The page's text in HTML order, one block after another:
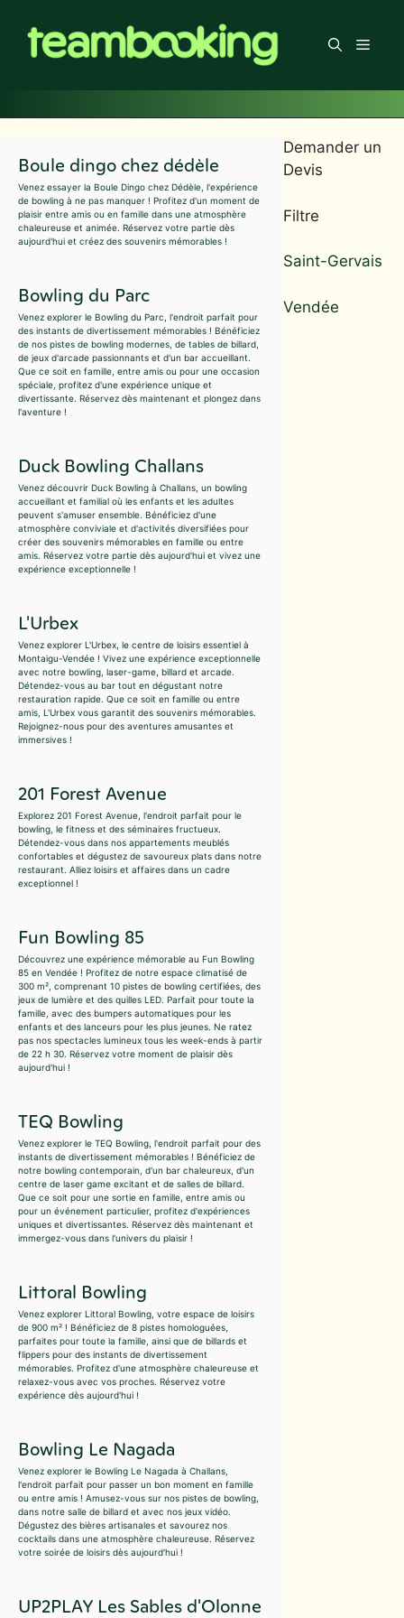
contenu
Menu
Boule dingo chez dédèle
Venez essayer la Boule Dingo chez Dédèle, l'expérience
de bowling à ne pas manquer ! Profitez d'un moment de
plaisir entre amis ou en famille dans une atmosphère
chaleureuse et animée. Réservez votre partie dès
aujourd'hui et créez des souvenirs mémorables !
Bowling du Parc
Venez explorer le Bowling du Parc, l'endroit parfait pour
des instants de divertissement mémorables ! Bénéficiez
de nos pistes de bowling modernes, de tables de billard,
de jeux d'arcade passionnants et d'un bar accueillant.
Que ce soit en famille, entre amis ou pour une occasion
spéciale, profitez d'une expérience unique et
divertissante. Réservez dès maintenant et plongez dans
l'aventure !
Duck Bowling Challans
Venez découvrir Duck Bowling à Challans, un bowling
accueillant et familial où les enfants et les adultes
peuvent s'amuser ensemble. Bénéficiez d'une
atmosphère conviviale et d'activités diversifiées pour
créer des souvenirs mémorables en famille ou entre
amis. Réservez votre partie dès aujourd'hui et vivez une
expérience exceptionnelle !
L'Urbex
Venez explorer L'Urbex, le centre de loisirs essentiel à
Montaigu-Vendée ! Vivez une expérience exceptionnelle
avec notre bowling, laser-game, billard et arcade.
Détendez-vous au bar tout en dégustant notre
restauration rapide. Que ce soit en famille ou entre
amis, L'Urbex vous garantit des souvenirs mémorables.
Rejoignez-nous pour des aventures amusantes et
immersives !
201 Forest Avenue
Explorez 201 Forest Avenue, l'endroit parfait pour le
bowling, le fitness et des séminaires fructueux.
Détendez-vous dans nos appartements meublés
confortables et dégustez de savoureux plats dans notre
restaurant. Alliez loisirs et affaires dans un cadre
exceptionnel !
Fun Bowling 85
Découvrez une expérience mémorable au Fun Bowling
85 en Vendée ! Profitez de notre espace climatisé de
300 m², comprenant 10 pistes de bowling certifiées, des
jeux de lumière et des quilles LED. Parfait pour toute la
famille, avec des bumpers automatiques pour les
enfants et des lanceurs pour les plus jeunes. Ne ratez
pas nos spectacles lumineux tous les week-ends à partir
de 22 h 30. Réservez votre moment de plaisir dès
aujourd'hui !
TEQ Bowling
Venez explorer le TEQ Bowling, l'endroit parfait pour des
instants de divertissement mémorables ! Bénéficiez de
notre bowling contemporain, d'un bar chaleureux, d'un
centre de laser game excitant et de salles de billard.
Que ce soit pour une sortie en famille, entre amis ou
pour un événement particulier, profitez d'expériences
uniques et divertissantes. Réservez dès maintenant et
immergez-vous dans l'univers du plaisir !
Littoral Bowling
Venez explorer Littoral Bowling, votre espace de loisirs
de 900 m² ! Bénéficiez de 8 pistes homologuées,
parfaites pour toute la famille, ainsi que de billards et
flippers pour des instants de divertissement
mémorables. Profitez d'une atmosphère chaleureuse et
relaxez-vous avec vos proches. Réservez votre
expérience dès aujourd'hui !
Bowling Le Nagada
Venez explorer le Bowling Le Nagada à Challans,
l'endroit parfait pour passer un bon moment en famille
ou entre amis ! Amusez-vous sur nos pistes de bowling,
dans notre salle de billard et avec nos jeux vidéo.
Dégustez des bières artisanales et savourez nos
cocktails dans une atmosphère chaleureuse. Réservez
votre soirée de loisirs dès aujourd'hui !
UP2PLAY Les Sables d'Olonne
Demander un
Devis
Filtre
Saint-Gervais
Vendée